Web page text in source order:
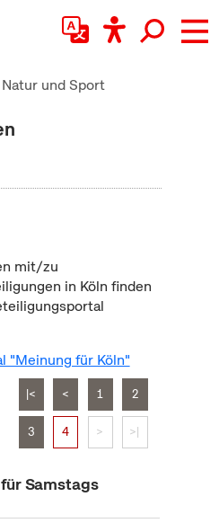
und Sport
mit/zu
in Köln finden
"Meinung für Köln"
|< < 1 2
3 4 > >|
Samstags